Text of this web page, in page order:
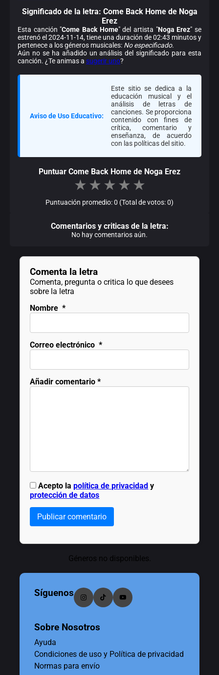
Significado de la letra: Come Back Home de Noga
Erez
Esta canción "Come Back Home" del artista "Noga Erez" se
estrenó el 2024-11-14, tiene una duración de 02:43 minutos y
pertenece a los géneros musicales: No especificado.
Aún no se ha añadido un análisis del significado para esta
canción. ¿Te animas a sugerir uno?
Aviso de Uso Educativo:
Este sitio se dedica a la
educación musical y el
análisis de letras de
canciones. Se proporciona
contenido con fines de
crítica, comentario y
enseñanza, de acuerdo
con las políticas del sitio.
Puntuar Come Back Home de Noga Erez
★ ★ ★ ★ ★
Puntuación promedio: 0 (Total de votos: 0)
Comentarios y criticas de la letra:
No hay comentarios aún.
Comenta la letra
Comenta, pregunta o critica lo que desees
sobre la letra
Nombre *
Correo electrónico *
Añadir comentario *
Acepto lapolítica de privacidad y
protección de datos
Publicar comentario
Géneros no disponibles.
Síguenos
Sobre Nosotros
Ayuda
Condiciones de uso y Política de privacidad
Normas para envío